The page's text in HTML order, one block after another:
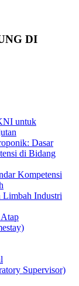
DI
untuk
Dasar
di Bidang
Kompetensi
Limbah Industri
Supervisor)